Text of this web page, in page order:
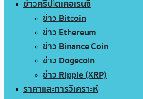
ข่าวคริปโตเคอเรนซี่
ข่าว Bitcoin
ข่าว Ethereum
ข่าว Binance Coin
ข่าว Dogecoin
ข่าว Ripple (XRP)
ราคาและการวิเคราะห์